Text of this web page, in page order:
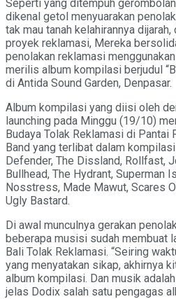
Seperti yang ditempuh
dikenal getol menyuarakan
tak mau tanah kelahirannya
proyek reklamasi, Mereka
penolakan reklamasi
merilis album kompilasi berjudul
di Antida Sound Garden, Denpasar.
Album kompilasi yang diisi oleh
launching pada Minggu (19/10)
Budaya Tolak Reklamasi di Pantai
Band yang terlibat dalam
Defender, The Dissland, Rollfast,
Bullhead, The Hydrant, Superman
Nosstress, Made Mawut, Scares
Ugly Bastard.
Di awal munculnya gerakan
beberapa musisi sudah membuat
Bali Tolak Reklamasi. “Seiring
yang menyatakan sikap, akhirnya
album kompilasi. Dan musik
jelas Dodix salah satu pengagas